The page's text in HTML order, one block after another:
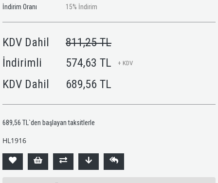
İndirim Oranı
%
15 İndirim
KDV Dahil
811,25 TL
İndirimli
574,63 TL + KDV
KDV Dahil 689,56 TL
689,56 TL `den başlayan taksitlerle
HL1916